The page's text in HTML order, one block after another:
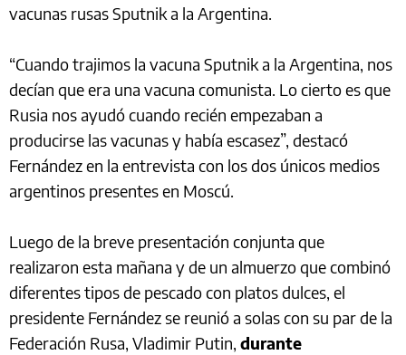
vacunas rusas Sputnik a la Argentina.
“Cuando trajimos la vacuna Sputnik a la Argentina, nos
decían que era una vacuna comunista. Lo cierto es que
Rusia nos ayudó cuando recién empezaban a
producirse las vacunas y había escasez”, destacó
Fernández en la entrevista con los dos únicos medios
argentinos presentes en Moscú.
Luego de la breve presentación conjunta que
realizaron esta mañana y de un almuerzo que combinó
diferentes tipos de pescado con platos dulces, el
presidente Fernández se reunió a solas con su par de la
Federación Rusa, Vladimir Putin, durante